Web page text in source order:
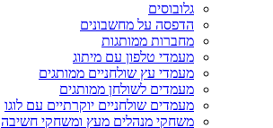
גלובוסים
הדפסה על מחשבונים
מחברות ממותגות
מעמדי טלפון עם מיתוג
מעמדי עץ שולחניים ממותגים
מעמדים לשולחן ממותגים
מעמדים שולחניים יוקרתיים עם לוגו
משחקי מנהלים מעץ ומשחקי חשיבה